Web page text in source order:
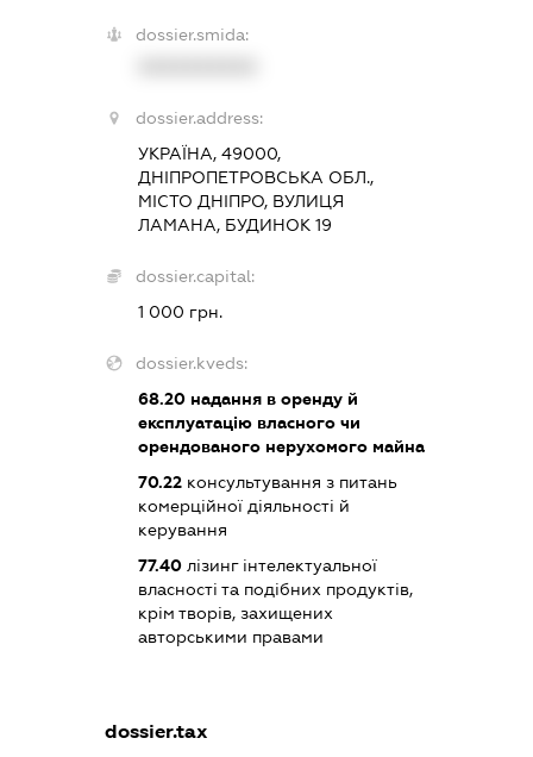
dossier.smida:
dossier.address:
УКРАЇНА, 49000,
ДНІПРОПЕТРОВСЬКА ОБЛ.,
МІСТО ДНІПРО, ВУЛИЦЯ
ЛАМАНА, БУДИНОК 19
dossier.capital:
1 000 грн.
dossier.kveds:
68.20 надання в оренду й
експлуатацію власного чи
орендованого нерухомого майна
70.22 консультування з питань
комерційної діяльності й
керування
77.40 лізинг інтелектуальної
власності та подібних продуктів,
крім творів, захищених
авторськими правами
dossier.tax